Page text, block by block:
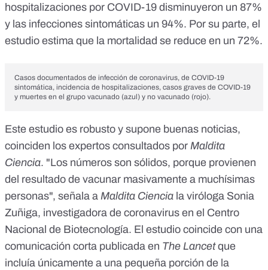
hospitalizaciones por COVID-19 disminuyeron un 87%
y las infecciones sintomáticas un 94%. Por su parte, el
estudio estima que la mortalidad se reduce en un 72%.
Casos documentados de infección de coronavirus, de COVID-19
sintomática, incidencia de hospitalizaciones, casos graves de COVID-19
y muertes en el grupo vacunado (azul) y no vacunado (rojo).
Este estudio es robusto y supone buenas noticias,
coinciden los expertos consultados por Maldita
Ciencia. "Los números son sólidos, porque provienen
del resultado de vacunar masivamente a muchísimas
personas", señala a Maldita Ciencia la viróloga Sonia
Zuñiga, investigadora de coronavirus en el Centro
Nacional de Biotecnología. El estudio coincide con una
comunicación corta publicada en The Lancetque
incluía únicamente a una pequeña porción de la